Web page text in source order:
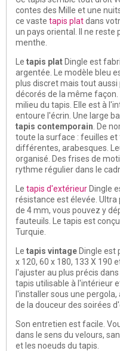
contes des Mille et une
ce vaste tapis platdans
un pays oriental. Il ne reste
menthe.
Le tapis plat Dingle est
argentée. Le modèle bleu
plus discret mais tout
décorés de la même
milieu du tapis. Elle est à
entoure l'écrin. Une large
tapis contemporain . De
toute la surface : feuilles
différentes, arabesques.
organisé. Des frises de
rythme régulier dans le
Le tapis d'extérieur Dingle
résistance est élevée.
de 4 mm, vous pouvez y
fauteuils. Le tapis est
Turquie.
Le tapis vintage Dingle est
x 120, 60 x 180, 133 X 190
l'ajuster au plus précis
tapis utilisable à l'intérieur
l'installer sous une
de la douceur des soirées
Son entretien est facile.
dans le sens du velours,
et les noeuds du tapis.